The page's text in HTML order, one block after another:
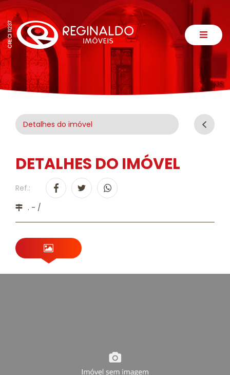
Detalhes do imóvel
DETALHES DO IMÓVEL
Ref.:
. - /